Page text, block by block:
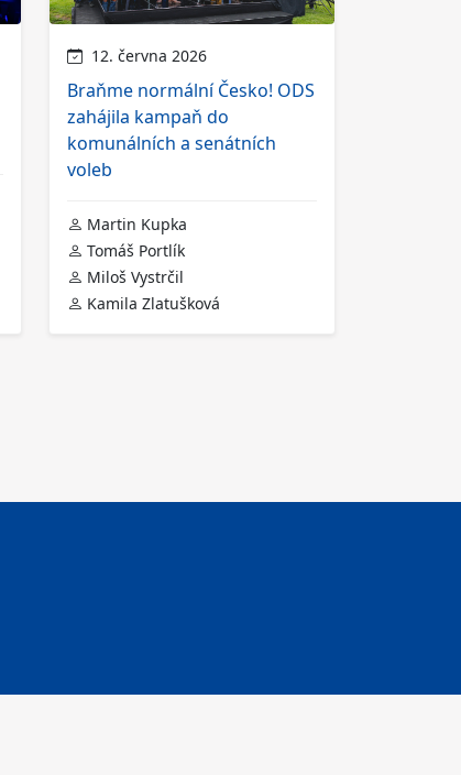
12. června 2026
Braňme normální Česko! ODS
zahájila kampaň do
komunálních a senátních
voleb
Martin Kupka
Tomáš Portlík
Miloš Vystrčil
Kamila Zlatušková